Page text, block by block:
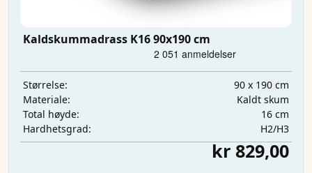
Kaldskummadrass K16 90x190 cm
Størrelse:
90 x 190 cm
Materiale:
Kaldt skum
Total høyde:
16 cm
Hardhetsgrad:
H2/H3
kr 829,00